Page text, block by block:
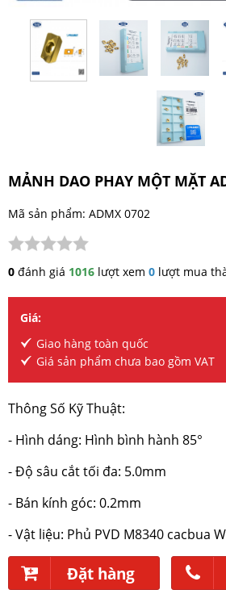
MẢNH DAO PHAY MỘT MẶT
Mã sản phẩm: ADMX 0702
0 đánh giá 1016 lượt xem 0 lượt mua
Giá:
Giao hàng toàn quốc
Giá sản phẩm chưa bao gồm VAT
Thông Số Kỹ Thuật:
- Hình dáng: Hình bình hành 85°
- Độ sâu cắt tối đa: 5.0mm
- Bán kính góc: 0.2mm
- Vật liệu: Phủ PVD M8340 cacbua
Đặt hàng